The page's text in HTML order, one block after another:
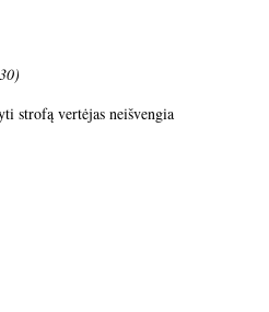
strofą vertėjas neišvengia